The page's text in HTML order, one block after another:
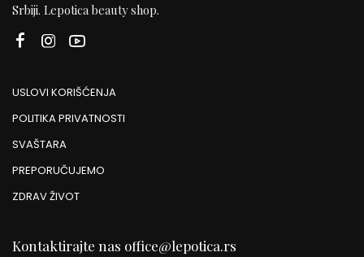
Srbiji. Lepotica beauty shop.
USLOVI KORIŠĆENJA
POLITIKA PRIVATNOSTI
SVAŠTARA
PREPORUČUJEMO
ZDRAV ŽIVOT
Kontaktirajte nas office@lepotica.rs